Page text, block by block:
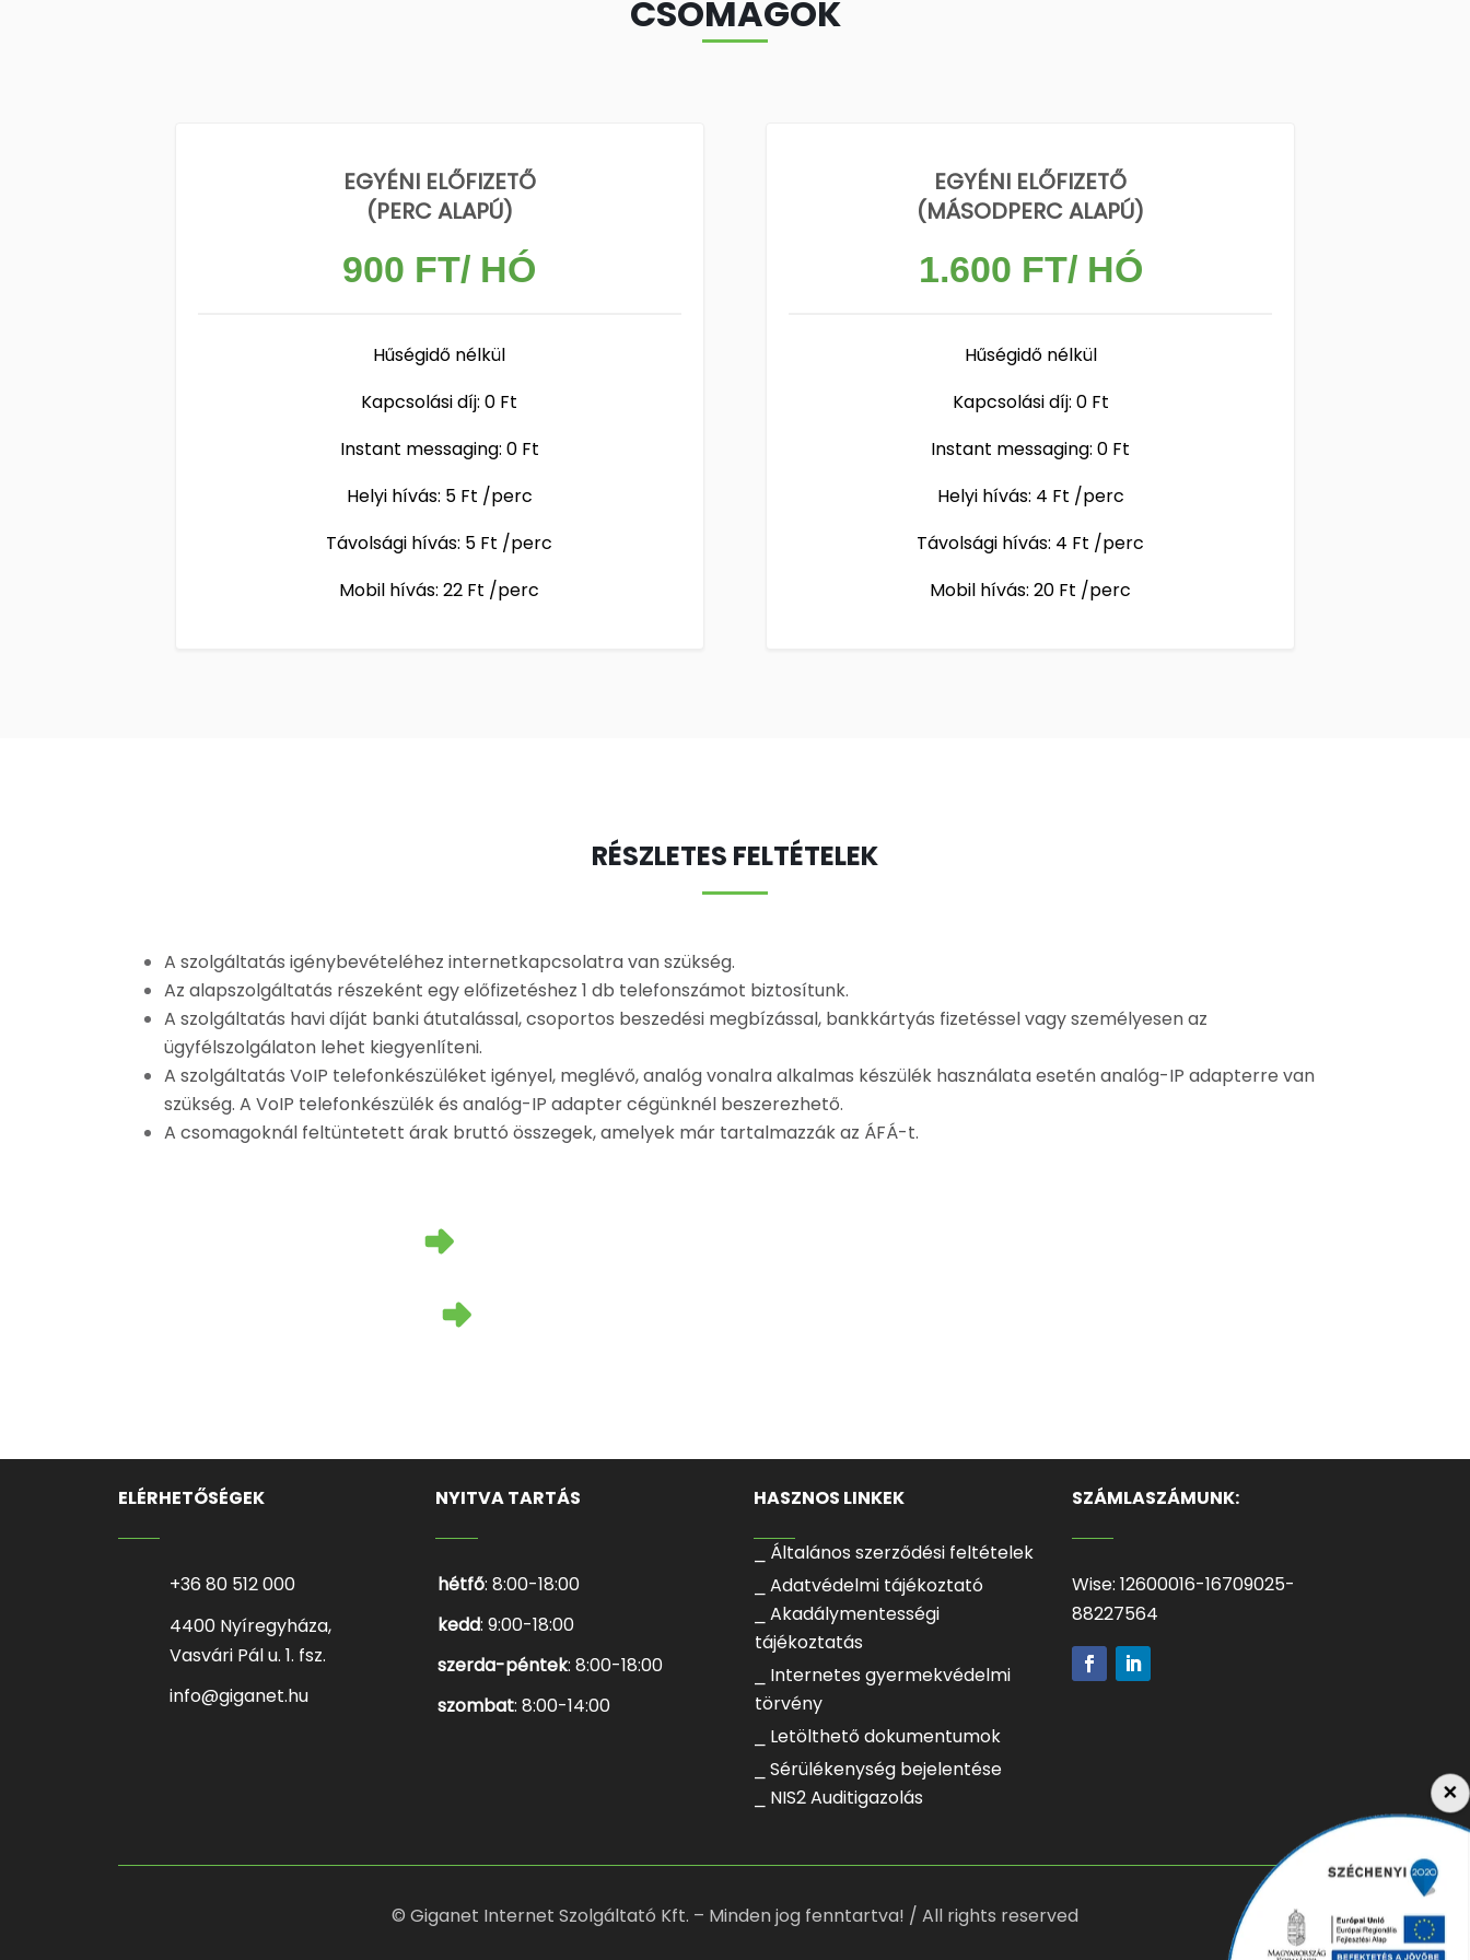
CSOMAGOK
EGYÉNI ELŐFIZETŐ
(PERC ALAPÚ)
900 FT/ HÓ
Hűségidő nélkül
Kapcsolási díj: 0 Ft
Instant messaging: 0 Ft
Helyi hívás: 5 Ft /perc
Távolsági hívás: 5 Ft /perc
Mobil hívás: 22 Ft /perc
EGYÉNI ELŐFIZETŐ
(MÁSODPERC ALAPÚ)
1.600 FT/ HÓ
Hűségidő nélkül
Kapcsolási díj: 0 Ft
Instant messaging: 0 Ft
Helyi hívás: 4 Ft /perc
Távolsági hívás: 4 Ft /perc
Mobil hívás: 20 Ft /perc
RÉSZLETES FELTÉTELEK
A szolgáltatás igénybevételéhez internetkapcsolatra van szükség.
Az alapszolgáltatás részeként egy előfizetéshez 1 db telefonszámot biztosítunk.
A szolgáltatás havi díját banki átutalással, csoportos beszedési megbízással, bankkártyás fizetéssel vagy személyesen az
ügyfélszolgálaton lehet kiegyenlíteni.
A szolgáltatás VoIP telefonkészüléket igényel, meglévő, analóg vonalra alkalmas készülék használata esetén analóg-IP adapterre van
szükség. A VoIP telefonkészülék és analóg-IP adapter cégünknél beszerezhető.
A csomagoknál feltüntetett árak bruttó összegek, amelyek már tartalmazzák az ÁFÁ-t.
ELÉRHETŐSÉGEK
+36 80 512 000
4400 Nyíregyháza,
Vasvári Pál u. 1. fsz.
info@giganet.hu
NYITVA TARTÁS
hétfő: 8:00-18:00
kedd: 9:00-18:00
szerda-péntek: 8:00-18:00
szombat: 8:00-14:00
HASZNOS LINKEK
⎯ Általános szerződési feltételek
⎯ Adatvédelmi tájékoztató
⎯ Akadálymentességi
tájékoztatás
⎯ Internetes gyermekvédelmi
törvény
⎯ Letölthető dokumentumok
⎯ Sérülékenység bejelentése
⎯ NIS2 Auditigazolás
SZÁMLASZÁMUNK:
Wise: 12600016-16709025-
88227564
© Giganet Internet Szolgáltató Kft. – Minden jog fenntartva! / All rights reserved
×